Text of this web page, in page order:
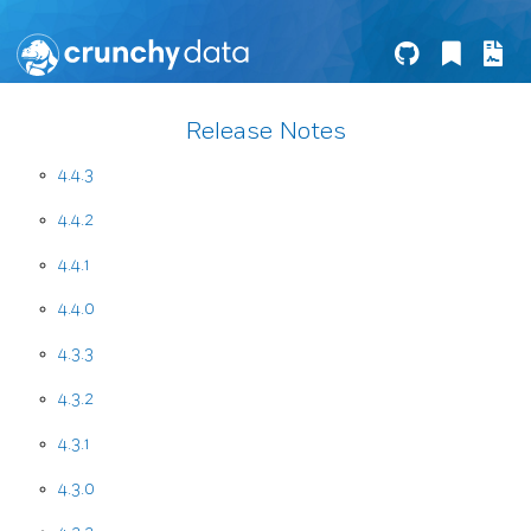
Release Notes
4.4.3
4.4.2
4.4.1
4.4.0
4.3.3
4.3.2
4.3.1
4.3.0